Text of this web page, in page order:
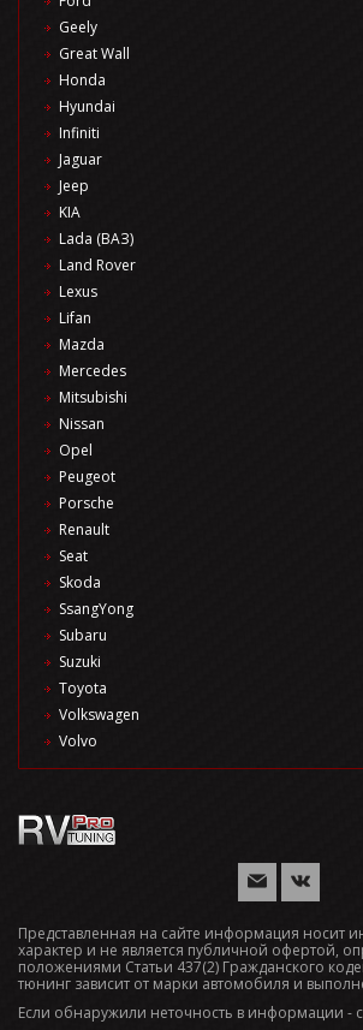
Geely
Great Wall
Honda
Hyundai
Infiniti
Jaguar
Jeep
KIA
Lada (ВАЗ)
Land Rover
Lexus
Lifan
Mazda
Mercedes
Mitsubishi
Nissan
Opel
Peugeot
Porsche
Renault
Seat
Skoda
SsangYong
Subaru
Suzuki
Toyota
Volkswagen
Volvo
Представленная на сайте информация носит
характер и не является публичной офертой,
положениями Статьи 437(2) Гражданского
тюнинг зависит от марки автомобиля и
Если обнаружили неточность в информации -